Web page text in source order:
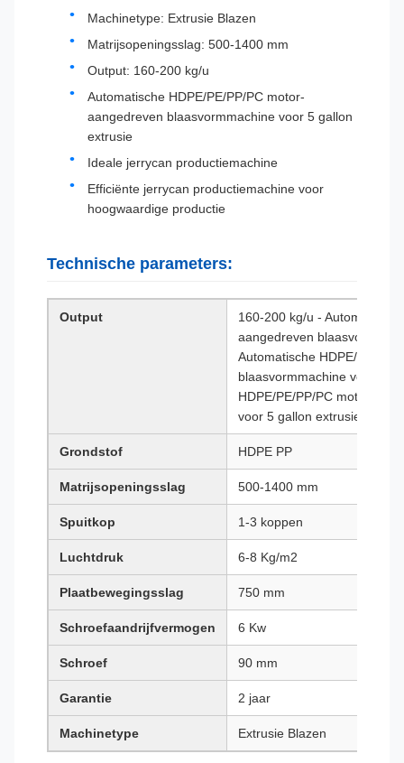
Machinetype: Extrusie Blazen
Matrijsopeningsslag: 500-1400 mm
Output: 160-200 kg/u
Automatische HDPE/PE/PP/PC motor-
aangedreven blaasvormmachine voor 5 gallon
extrusie
Ideale jerrycan productiemachine
Efficiënte jerrycan productiemachine voor
hoogwaardige productie
Technische parameters:
Output
160-200 kg/u -
aangedreven
Automatische HDPE/PE/
blaasvormmachine voor 5
HDPE/PE/PP/PC motor-
voor 5 gallon extrusie
Grondstof HDPE PP
Matrijsopeningsslag 500-1400 mm
Spuitkop 1-3 koppen
Luchtdruk 6-8 Kg/m2
Plaatbewegingsslag 750 mm
Schroefaandrijfvermogen 6 Kw
Schroef 90 mm
Garantie 2 jaar
Machinetype Extrusie Blazen